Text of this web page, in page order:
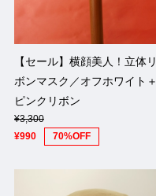
【セール】横顔美人！立体リ
ボンマスク／オフホワイト＋
ピンクリボン
¥3,300
¥990
70%OFF